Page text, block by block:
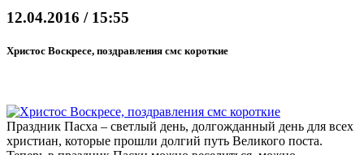
12.04.2016 / 15:55
Христос Воскресе, поздравления смс короткие
Праздник Пасха – светлый день, долгожданный день для всех
христиан, которые прошли долгий путь Великого поста.